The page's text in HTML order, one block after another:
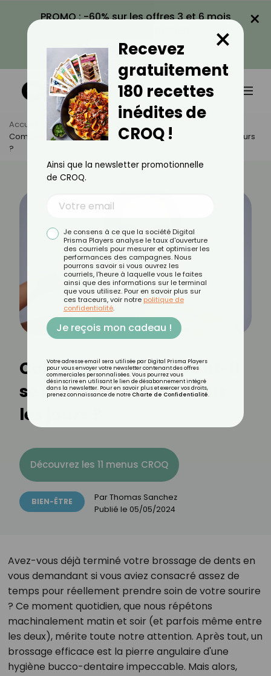
PROMO : -60% sur les offres 3 et 6 mois
VOIR LA PROMO
×
Accueil Actus
Bien-Être
Combien De Temps Faut-Il Se Brosser Les Dents Tous Les Jours
?
Combien de temps faut-il
se brosser les dents tous
les jours ?
Découvrez les 11 menus CROQ
BIEN-ÊTRE ParThomas Sanchez
Publié le 05/05/2024
Avez-vous déjà terminé votre brossage de dents en
vous demandant si vous aviez consacré assez de
temps pour réellement prendre soin de votre sourire
? Ce moment quotidien, que nous répétons
machinalement matin et soir (et parfois même entre
les deux), mérite toute notre attention. Après tout, un
brossage efficace est la pierre angulaire d'une
hygiène bucco-dentaire impeccable. Mais alors,
Recevez
gratuitement
180 recettes
inédites de
CROQ !
×
Ainsi que la newsletter promotionnelle
de CROQ.
Je consens à ce que la société Digital
Prisma Players analyse le taux d'ouverture
des courriels pour mesurer et optimiser les
performances des campagnes. Nous
pourrons savoir si vous ouvrez les
courriels, l'heure à laquelle vous le faites
ainsi que des informations sur le terminal
que vous utilisez. Pour en savoir plus sur
ces traceurs, voir notre politique de
confidentialité.
Je reçois mon cadeau !
Votre adresse email sera utilisée par Digital Prisma Players
pour vous envoyer votre newsletter contenant des offres
commerciales personnalisées. Vous pourrez vous
désinscrire en utilisant le lien de désabonnement intégré
dans la newsletter. Pour en savoir plus et exercer vos droits,
prenez connaissance de notre Charte de Confidentialité.